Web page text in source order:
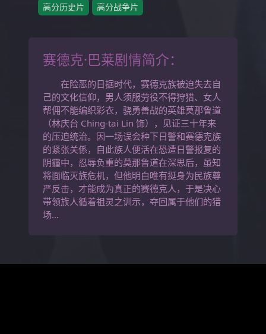
高分历史片 高分战争片
赛德克·巴莱剧情简介：
在险恶的日据时代，赛德克族被迫失去自
己的文化信仰，男人须服劳役不得狩猎、女人
帮佣不能编织彩衣，骁勇善战的英雄莫那鲁道
（林庆台 Ching-tai Lin 饰），见证三十年来
的压迫统治。因一场误会种下日警和赛德克族
的紧张关係，自此族人便活在恐遭日警报复的
阴霾中，忍辱负重的莫那鲁道在深思后，虽知
将面临灭族危机，但他明白唯有挺身为民族尊
严反击，才能成为真正的赛德克人，于是决心
带领族人循着祖灵之训示，夺回属于他们的猎
场…